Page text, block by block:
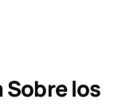
Sobre los